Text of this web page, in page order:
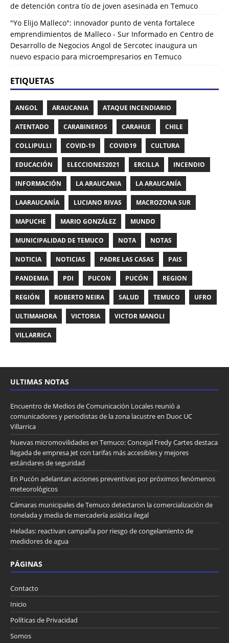
de detención contra tío de joven asesinada en Temuco
"Yo Elijo Malleco": innovador punto de venta fortalece
emprendimientos de Malleco - Sur Informado en Centro de
Desarrollo de Negocios Angol de Sercotec inaugura un
nuevo espacio para microempresarios en Temuco
ETIQUETAS
ANGOL ARAUCANIA ATAQUE INCENDIARIO
ATENTADO CARABINEROS CARAHUE CHILE
COLLIPULLI COVID-19 COVID19 CULTURA
EDUCACIÓN ELECCIONES2021 ERCILLA INCENDIO
INFORMACIÓN LA ARAUCANIA LA ARAUCANÍA
LAARAUCANÍA LUCIANO RIVAS MACROZONA SUR
MAPUCHE MARIO GONZÁLEZ MUNDO
MUNICIPALIDAD DE TEMUCO NOTA NOTAS
NOTICIA NOTICIAS PADRE LAS CASAS PAIS
PANDEMIA PDI PUCON PUCÓN REGION
REGIÓN ROBERTO NEIRA SALUD TEMUCO UFRO
ULTIMAHORA VICTORIA VICTOR MANOLI
VILLARRICA
ULTIMAS NOTAS
Encuentro de Medios de Comunicación Locales reunió a
comunicadores y periodistas de la zona lacustre en Duoc UC
Villarrica
Nuevas micromovilidades en Temuco: Concejal Fredy Cartes destaca
llegada de empresa Jet con tarifas más accesibles y mejores
estándares de seguridad
En Pucón adelantan acciones preventivas por próximos fenómenos
meteorológicos
Cámaras municipales de Temuco detectaron la comercialización de
tonelada y media de mercadería asiática ilegal
Heladas: reactivan campaña por riesgo de congelamiento de
medidores de agua
PÁGINAS
Contacto
Inicio
Políticas de Privacidad
Somos